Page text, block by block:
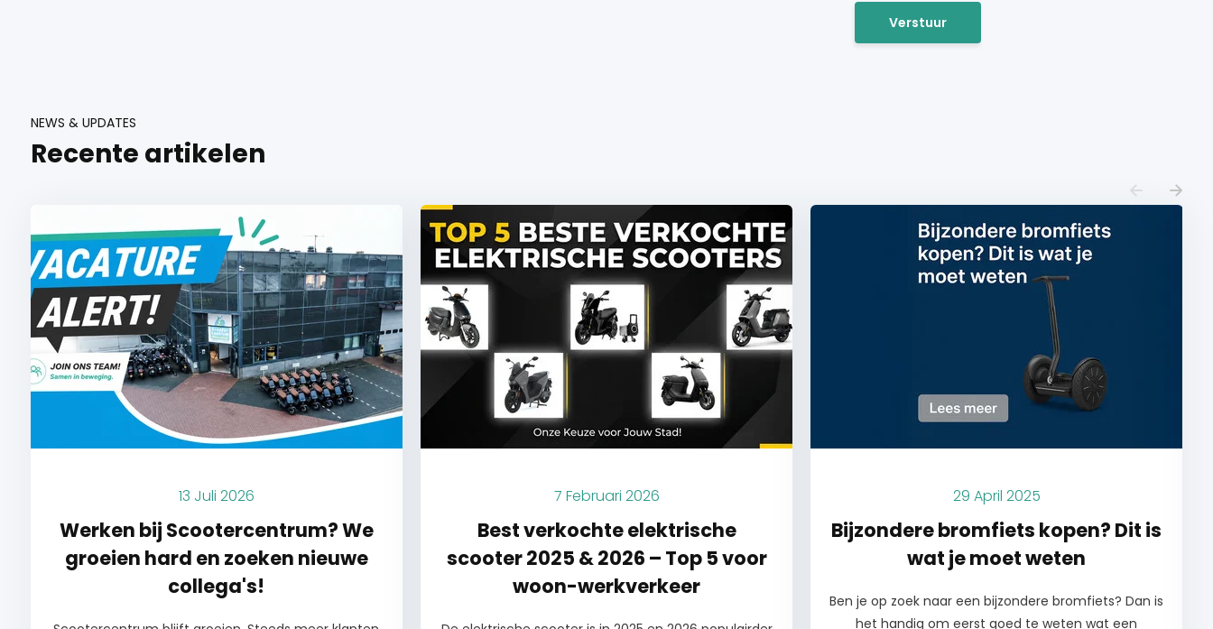
Verstuur
NEWS & UPDATES
Recente artikelen
13 Juli 2026
Werken bij Scootercentrum? We
groeien hard en zoeken nieuwe
collega's!
7 Februari 2026
Best verkochte elektrische
scooter 2025 & 2026 – Top 5 voor
woon-werkverkeer
29 April 2025
Bijzondere bromfiets kopen? Dit is
wat je moet weten
Ben je op zoek naar een bijzondere bromfiets? Dan is
het handig om eerst goed te weten wat een